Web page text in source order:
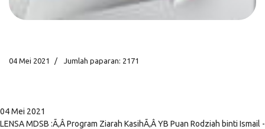
04 Mei 2021 Jumlah paparan: 2171
04 Mei 2021
LENSA MDSB :Ã‚Â Program Ziarah KasihÃ‚Â YB Puan Rodziah binti Ismail -